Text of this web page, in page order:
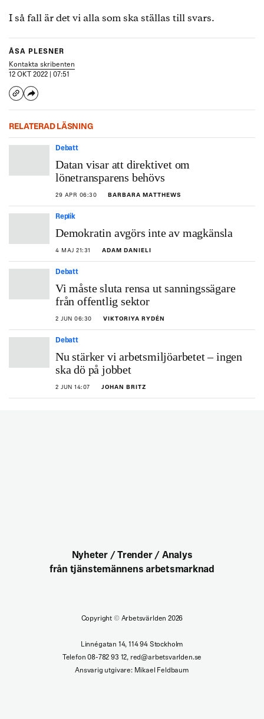
I så fall är det vi alla som ska ställas till svars.
ÅSA PLESNER
Kontakta skribenten
12 OKT 2022 | 07:51
RELATERAD LÄSNING
Debatt
Datan visar att direktivet om
lönetransparens behövs
29 APR 06:30 BARBARA MATTHEWS
Replik
Demokratin avgörs inte av magkänsla
4 MAJ 21:31 ADAM DANIELI
Debatt
Vi måste sluta rensa ut sanningssägare
från offentlig sektor
2 JUN 06:30 VIKTORIYA RYDÉN
Debatt
Nu stärker vi arbetsmiljöarbetet – ingen
ska dö på jobbet
2 JUN 14:07 JOHAN BRITZ
Nyheter / Trender / Analys
från tjänstemännens arbetsmarknad
Copyright ©Arbetsvärlden 2026
Linnégatan 14, 114 94 Stockholm
Telefon 08-782 93 12, red@arbetsvarlden.se
Ansvarig utgivare: Mikael Feldbaum